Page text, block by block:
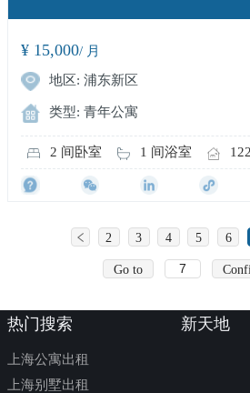
¥ 15,000/ 月
地区: 浦东新区
类型: 青年公寓
2 间卧室 1 间浴室
2 3 4 5 6
Go to
热门搜索
上海公寓出租
上海别墅出租
新天地